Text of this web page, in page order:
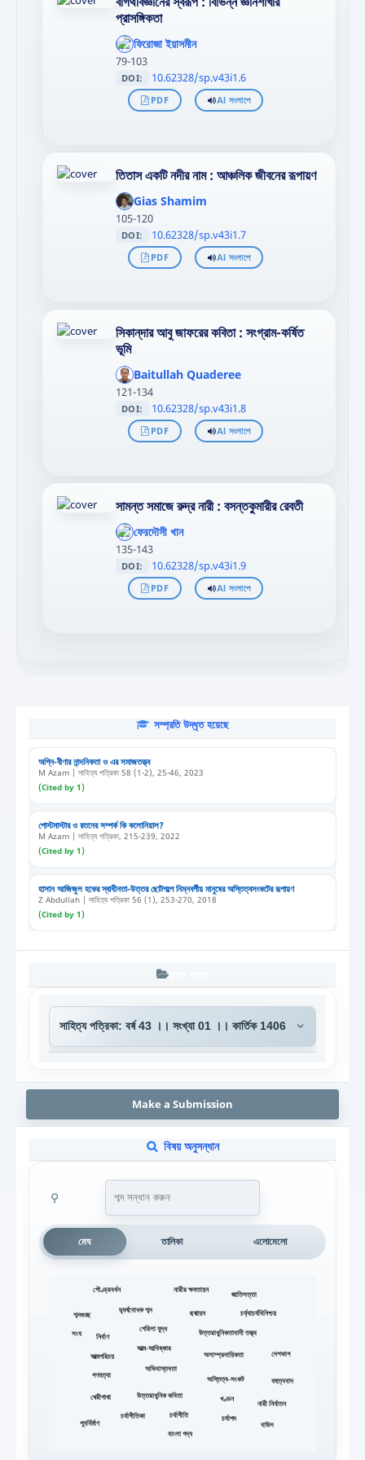
প্রাসঙ্গিকতা
';
};"
>
ফিরোজা ইয়াসমীন
79-103
DOI: 10.62328/sp.v43i1.6
PDF AI সংলাপে
তিতাস একটি নদীর নাম : আঞ্চলিক জীবনের রূপায়ণ
';
};"
>
Gias Shamim
105-120
DOI: 10.62328/sp.v43i1.7
PDF AI সংলাপে
সিকান্‌দার আবু জাফরের কবিতা : সংগ্রাম-কৰ্ষিত
ভূমি
';
};"
>
Baitullah Quaderee
121-134
DOI: 10.62328/sp.v43i1.8
PDF AI সংলাপে
সামন্ত সমাজে রুদ্র নারী : বসন্তকুমারীর রেবতী
';
};"
>
ফেরদৌসী খান
135-143
DOI: 10.62328/sp.v43i1.9
PDF AI সংলাপে
সম্প্রতি উদ্ধৃত হয়েছে
অগ্নি-বীণার নান্দনিকতা ও এর সমাজতত্ত্ব
M Azam | সাহিত্য পত্রিকা 58 (1-2), 25-46, 2023
(Cited by 1)
পোস্টমাস্টার ও রতনের সম্পর্ক কি কলোনিয়াল?
M Azam | সাহিত্য পত্রিকা, 215-239, 2022
(Cited by 1)
হাসান আজিজুল হকের স্বাধীনতা-উত্তর ছোটগল্পে নিম্নবর্গীয় মানুষের অস্তিত্বসংকটের রূপায়ণ
Z Abdullah | সাহিত্য পত্রিকা 56 (1), 253-270, 2018
(Cited by 1)
Make a Submission
বিষয় অনুসন্ধান
⚲
মেঘ তালিকা এলোমেলো
অভিবাস্তবতা
অসাম্প্রদায়িকতা
অস্তিত্ব-সংকট
আত্ম-আবিষ্কার
আত্মপরিচয়
উত্তরাধুনিক কবিতা
উত্তরাধুনিকতাবাদী তত্ত্ব
খণ্ডন
গণহত্যা
গেরিলা যুদ্ধ
চর্যাগীতি
চর্যাগীতিকা চর্যাপদ
চর্য্যাচর্যবিনিশ্চয়
ছদ্মায়ন
জাতিসত্তা
থেরীগাথা
দেশভাগ
দ্ব্যর্থবোধক শব্দ
নারী নির্যাতন
নারীর ক্ষমতায়ন
নির্বাণ
পুনর্নির্মাণ
পৌণ্ড্রবর্ধন
বহুত্ববাদ
বাউল
বাংলা গদ্য
শব্দগুচ্ছ
সংঘ